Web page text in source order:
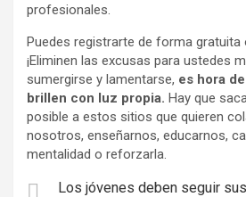
profesionales.
Puedes registrarte de forma gratuita
¡Eliminen las excusas para ustedes
sumergirse y lamentarse, es hora
brillen con luz propia. Hay que
posible a estos sitios que quieren
nosotros, enseñarnos, educarnos,
mentalidad o reforzarla.
Los jóvenes deben seguir